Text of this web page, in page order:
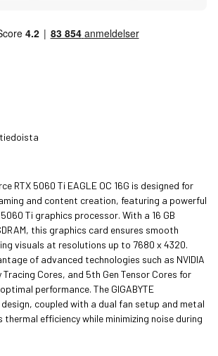
RTX 5060 Ti EAGLE OC 16G is designed for
and content creation, featuring a powerful
5060 Ti graphics processor. With a 16 GB
this graphics card ensures smooth
visuals at resolutions up to 7680 x 4320.
of advanced technologies such as NVIDIA
Tracing Cores, and 5th Gen Tensor Cores for
performance. The GIGABYTE
design, coupled with a dual fan setup and metal
efficiency while minimizing noise during